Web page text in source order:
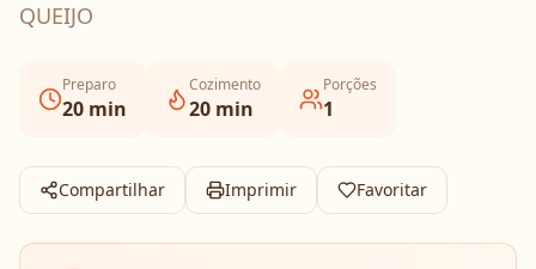
QUEIJO
Preparo
20 min
Cozimento
20 min
Porções
1
Compartilhar Imprimir Favoritar